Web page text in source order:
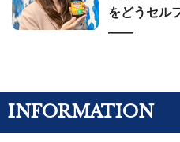
をどうセル
——
INFORMATION